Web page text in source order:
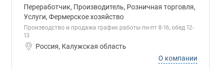
Переработчик, Производитель, Розничная торговля,
Услуги, Фермерское хозяйство
Производство и продажа график работы пн-пт 8-16, обед 12-
13
Россия, Калужская область
О компании